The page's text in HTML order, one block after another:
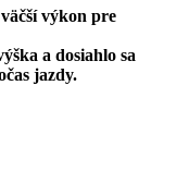
výkon pre
a dosiahlo sa
jazdy.